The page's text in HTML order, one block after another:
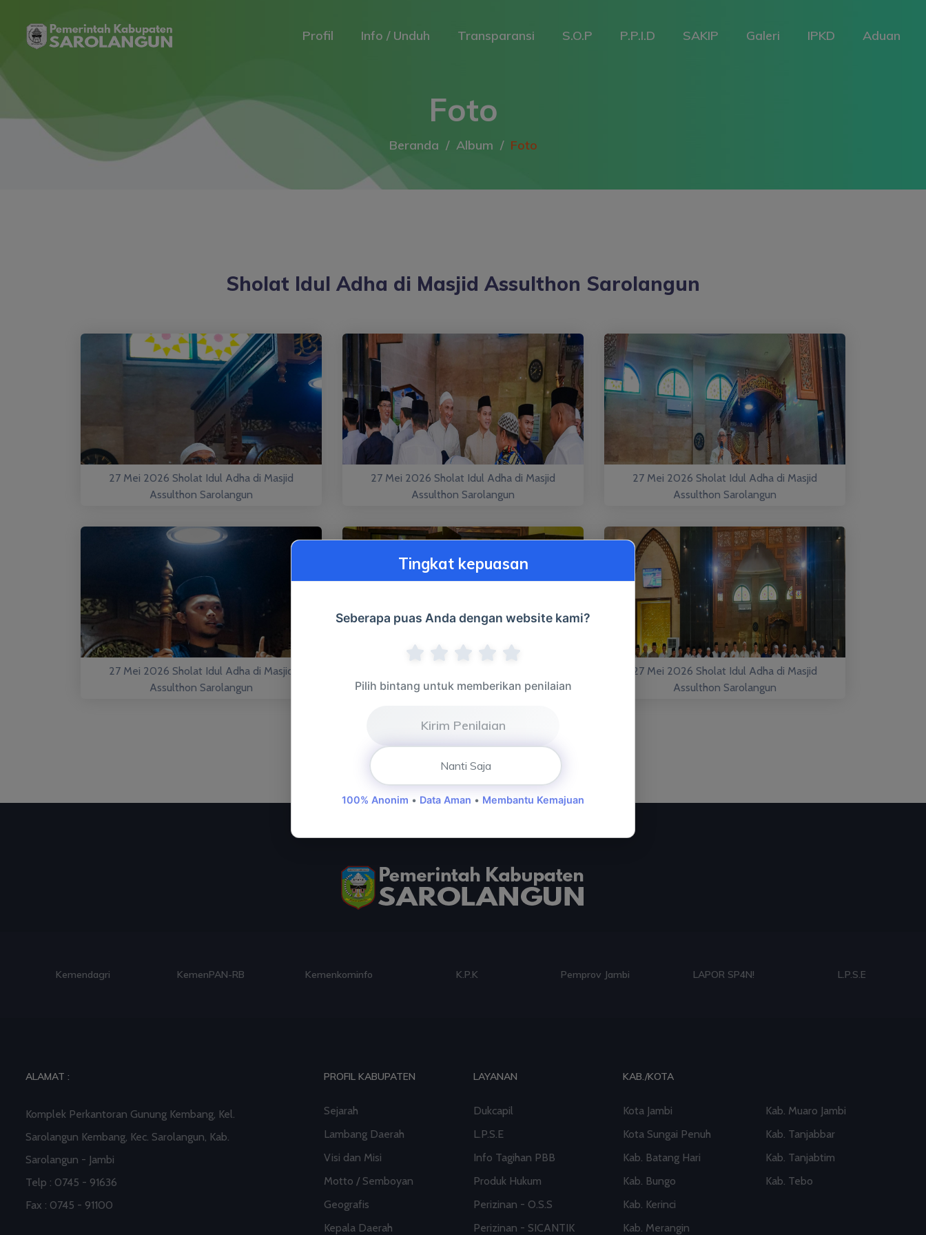
Profil Info / Unduh Transparansi S.O.P P.P.I.D SAKIP Galeri IPKD Aduan
Foto
Beranda Album Foto
Sholat Idul Adha di Masjid Assulthon Sarolangun
27 Mei 2026 Sholat Idul Adha di Masjid
Assulthon Sarolangun
27 Mei 2026 Sholat Idul Adha di Masjid
Assulthon Sarolangun
27 Mei 2026 Sholat Idul Adha di Masjid
Assulthon Sarolangun
27 Mei 2026 Sholat Idul Adha di Masjid
Assulthon Sarolangun
Assulthon Sarolangun
27 Mei 2026 Sholat Idul Adha di Masjid
Assulthon Sarolangun
Kemendagri KemenPAN-RB Kemenkominfo K.P.K Pemprov Jambi LAPOR SP4N! L.P.S.E
ALAMAT :
Komplek Perkantoran Gunung Kembang, Kel.
Sarolangun Kembang, Kec. Sarolangun, Kab.
Sarolangun - Jambi
Telp : 0745 - 91636
Fax : 0745 - 91100
PROFIL KABUPATEN
Sejarah
Lambang Daerah
Visi dan Misi
Motto / Semboyan
Geografis
Kepala Daerah
LAYANAN
Dukcapil
L.P.S.E
Info Tagihan PBB
Produk Hukum
Perizinan - O.S.S
Perizinan - SICANTIK
KAB./KOTA
Kota Jambi
Kota Sungai Penuh
Kab. Batang Hari
Kab. Bungo
Kab. Kerinci
Kab. Merangin
Kab. Muaro Jambi
Kab. Tanjabbar
Kab. Tanjabtim
Kab. Tebo
Tingkat kepuasan
Seberapa puas Anda dengan website kami?
Pilih bintang untuk memberikan penilaian
Kirim Penilaian
Nanti Saja
100% Anonim • Data Aman • Membantu Kemajuan